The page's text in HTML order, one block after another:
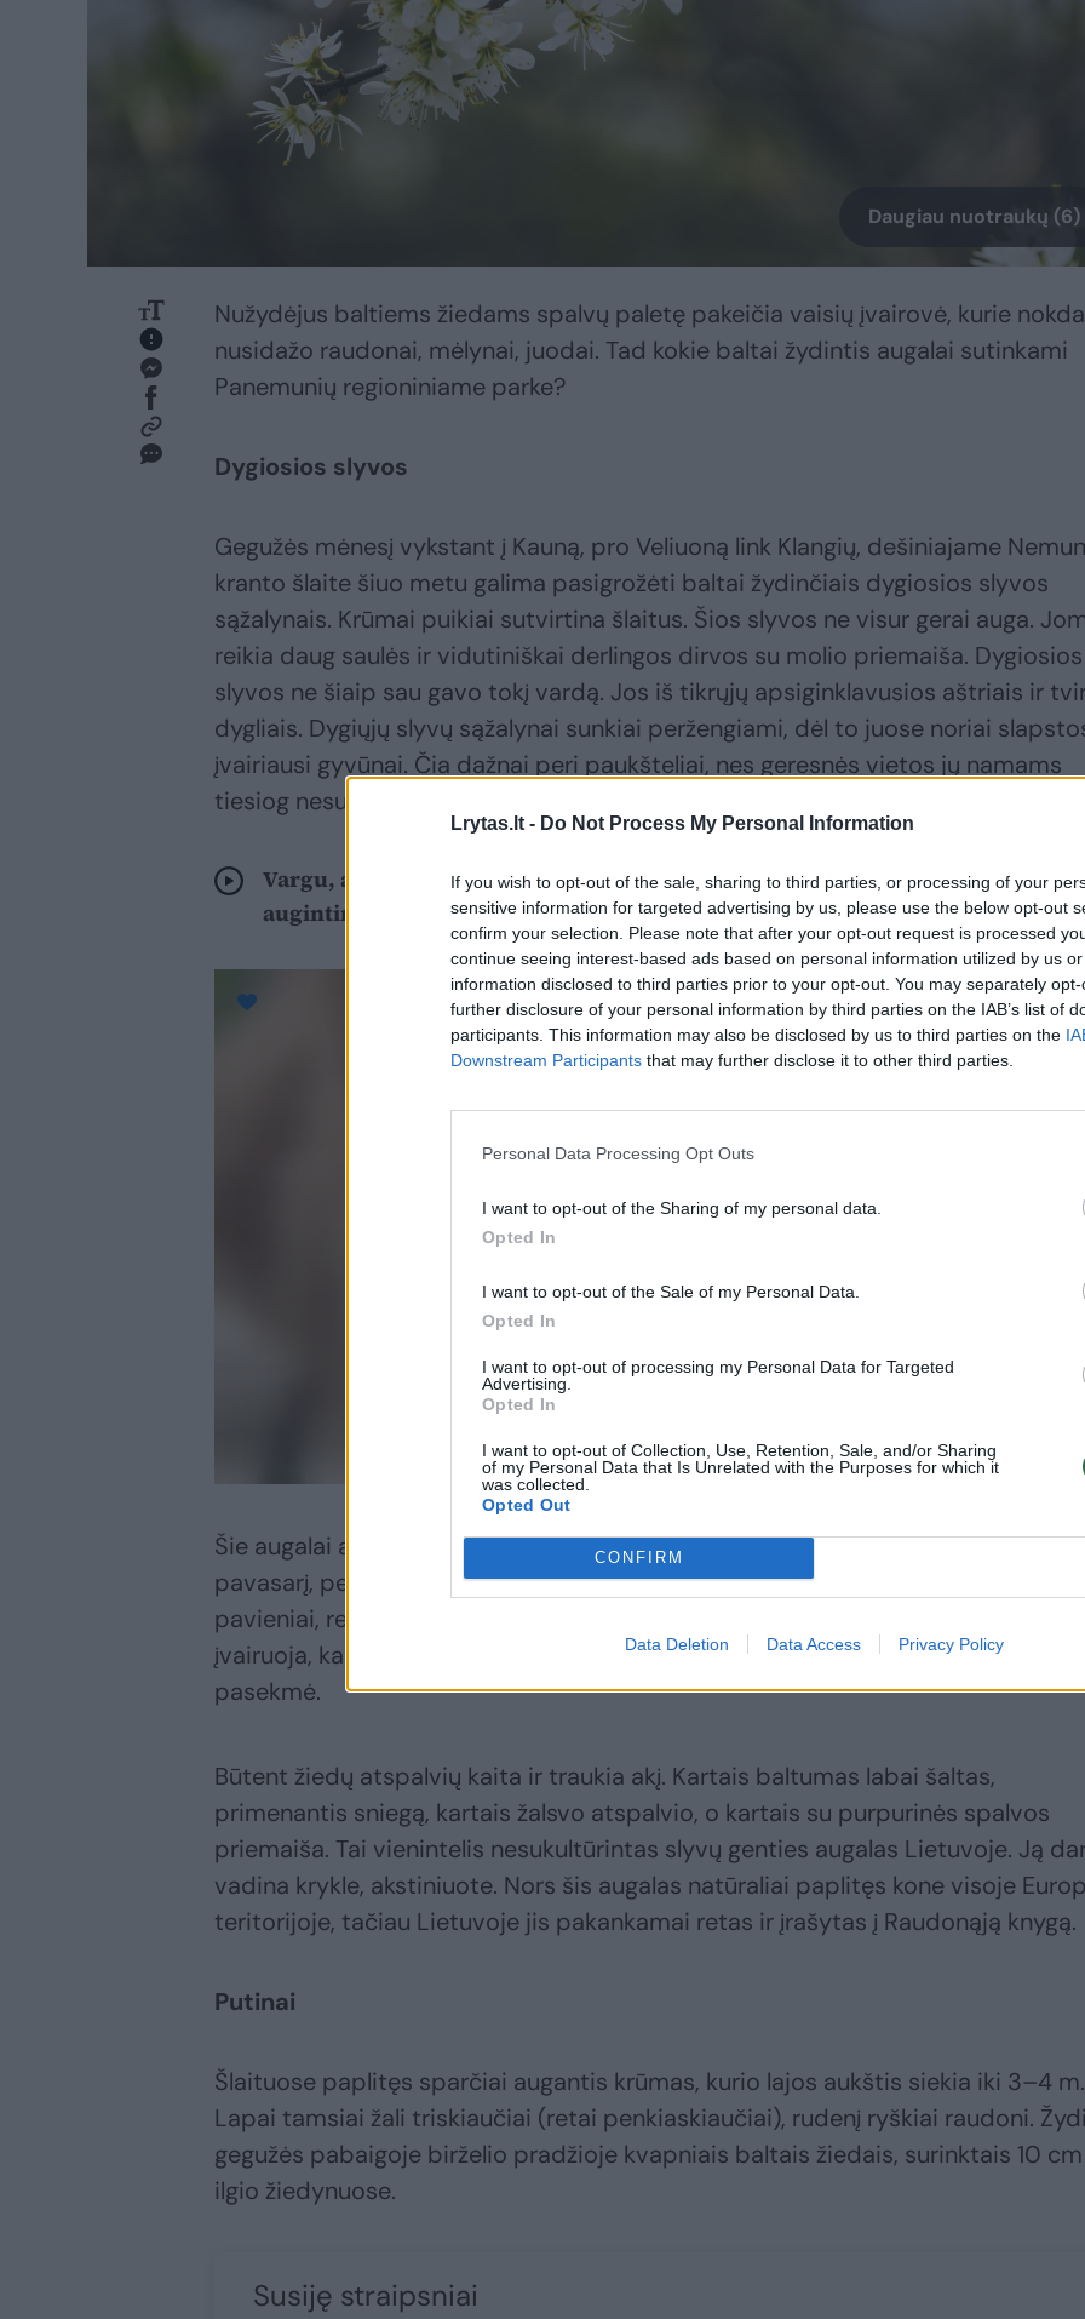
Lrytas.lt - Do Not Process My Personal Information
If you wish to opt-out of the sale, sharing to third parties, or processing of your
sensitive information for targeted advertising by us, please use the below opt-out
confirm your selection. Please note that after your opt-out request is processed
continue seeing interest-based ads based on personal information utilized by us
information disclosed to third parties prior to your opt-out. You may separately
further disclosure of your personal information by third parties on the IAB’s list of
participants. This information may also be disclosed by us to third parties on the
Downstream Participants that may further disclose it to other third parties.
Personal Data Processing Opt Outs
I want to opt-out of the Sharing of my personal data.
Opted In
I want to opt-out of the Sale of my Personal Data.
Opted In
I want to opt-out of processing my Personal Data for Targeted
Advertising.
Opted In
I want to opt-out of Collection, Use, Retention, Sale, and/or Sharing
of my Personal Data that Is Unrelated with the Purposes for which it
was collected.
Opted Out
CONFIRM
Data Deletion Data Access Privacy Policy
Daugiau nuotraukų (6)
Nužydėjus baltiems žiedams spalvų paletę pakeičia vaisių įvairovė, kurie
nusidažo raudonai, mėlynai, juodai. Tad kokie baltai žydintis augalai sutinkami
Panemunių regioniniame parke?
Dygiosios slyvos
Gegužės mėnesį vykstant į Kauną, pro Veliuoną link Klangių, dešiniajame
kranto šlaite šiuo metu galima pasigrožėti baltai žydinčiais dygiosios slyvos
sąžalynais. Krūmai puikiai sutvirtina šlaitus. Šios slyvos ne visur gerai auga.
reikia daug saulės ir vidutiniškai derlingos dirvos su molio priemaiša. Dygiosios
slyvos ne šiaip sau gavo tokį vardą. Jos iš tikrųjų apsiginklavusios aštriais ir
dygliais. Dygiųjų slyvų sąžalynai sunkiai peržengiami, dėl to juose noriai
įvairiausi gyvūnai. Čia dažnai peri paukšteliai, nes geresnės vietos jų namams
tiesiog nesugalvosi.
Vargu, ar augalų mylėtojams šis vaizdelis patiks: pamatykite, ką išdarinėjo
augintinis
Šie augalai apsipila gausiais, kvapniais nuostabaus grožio žiedais. Žydi anksti
pavasarį, per žydėjimą belapės šakelės būna lipte aplipusios žiedais. Šie yra
pavieniai, rečiau skleidžiasi poromis. Vainiklapiai balti. Jų atspalviai šiek tiek
įvairuoja, kaip ir uogų dydis. Tai dygiųjų slyvų kryžminimosi su kitomis slyvomis
pasekmė.
Būtent žiedų atspalvių kaita ir traukia akį. Kartais baltumas labai šaltas,
primenantis sniegą, kartais žalsvo atspalvio, o kartais su purpurinės spalvos
priemaiša. Tai vienintelis nesukultūrintas slyvų genties augalas Lietuvoje. Ją
vadina krykle, akstiniuote. Nors šis augalas natūraliai paplitęs kone visoje
teritorijoje, tačiau Lietuvoje jis pakankamai retas ir įrašytas į Raudonąją knygą.
Putinai
Šlaituose paplitęs sparčiai augantis krūmas, kurio lajos aukštis siekia iki 3–4 m.
Lapai tamsiai žali triskiaučiai (retai penkiaskiaučiai), rudenį ryškiai raudoni. Žydi
gegužės pabaigoje birželio pradžioje kvapniais baltais žiedais, surinktais 10 cm
ilgio žiedynuose.
Susiję straipsniai